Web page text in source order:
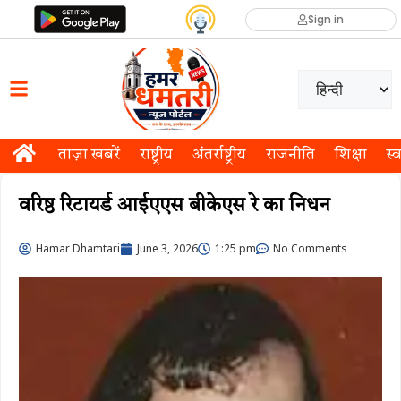
Sign in
ताज़ा खबरें राष्ट्रीय अंतर्राष्ट्रीय राजनीति शिक्षा
वरिष्ठ रिटायर्ड आईएएस बीकेएस रे का निधन
Hamar Dhamtari June 3, 2026 1:25 pm No Comments